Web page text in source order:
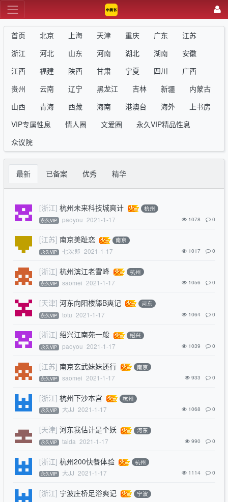
首页 北京 上海 天津 重庆 广东
江苏
浙江
河北 山东 河南 湖北 湖南
安徽
江西
福建 陕西 甘肃 宁夏 四川
广西
贵州
云南 辽宁 黑龙江 吉林 新疆
内蒙古
山西
青海 西藏 海南 港澳台 海外
上书房
VIP专属性息
情人圈 文爱圈
永久VIP精品性息
众议院
最新 已备案 优秀 精华
[浙江] 杭州未来科技城爽计 杭州
永久VIP paoyou 2021-1-17 1078 0
[江苏] 南京美趾恋 南京
永久VIP 七次郎 2021-1-17 1017 0
[浙江] 杭州滨江老雪峰 杭州
永久VIP saomei 2021-1-17 1056 0
[天津] 河东向阳楼舔B爽记 河东
永久VIP totu 2021-1-17 1064 0
[浙江] 绍兴江南苑一般 绍兴
永久VIP paoyou 2021-1-17 1039 0
[江苏] 南京玄武妹妹还行 南京
永久VIP saomei 2021-1-17 933 0
[浙江] 杭州下沙本宫 杭州
永久VIP 大JJ 2021-1-17 1068 0
[天津] 河东我估计是个妖 河东
永久VIP taida 2021-1-17 990 0
[浙江] 杭州200快餐体验 杭州
永久VIP 大JJ 2021-1-17 1114 0
[浙江] 宁波庄桥足浴爽记 宁波